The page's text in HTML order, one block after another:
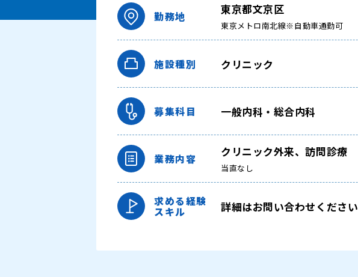
勤務地
東京都文京区
東京メトロ南北線※自動車通勤可
施設種別 クリニック
募集科目 一般内科・総合内科
業務内容
クリニック外来、訪問診療
当直なし
求める経験
スキル 詳細はお問い合わせください